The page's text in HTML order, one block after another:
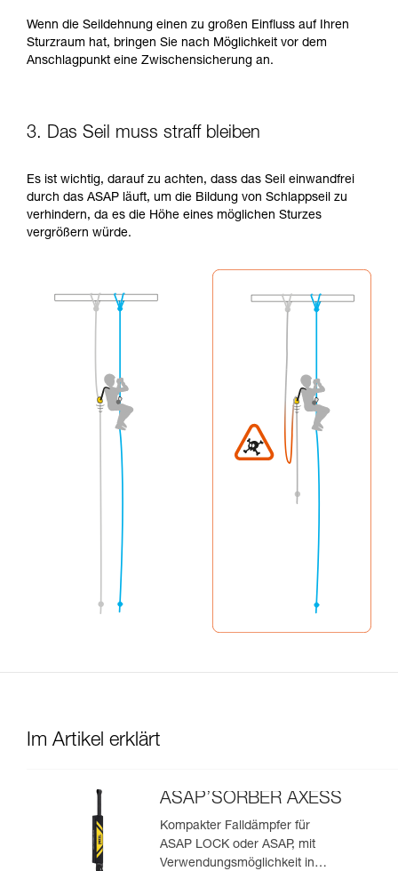
Wenn die Seildehnung einen zu großen Einfluss auf Ihren
Sturzraum hat, bringen Sie nach Möglichkeit vor dem
Anschlagpunkt eine Zwischensicherung an.
3. Das Seil muss straff bleiben
Es ist wichtig, darauf zu achten, dass das Seil einwandfrei
durch das ASAP läuft, um die Bildung von Schlappseil zu
verhindern, da es die Höhe eines möglichen Sturzes
vergrößern würde.
Im Artikel erklärt
ASAP’SORBER AXESS
Kompakter Falldämpfer für
ASAP LOCK oder ASAP, mit
Verwendungsmöglichkeit in